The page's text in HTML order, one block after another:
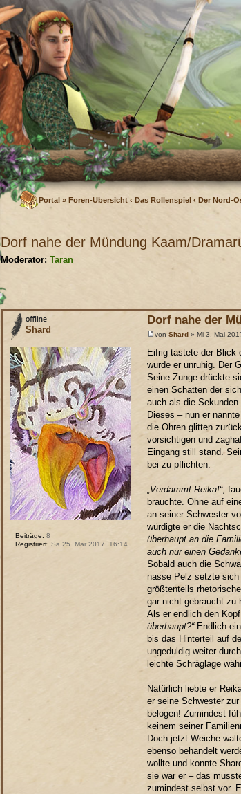
Portal » Foren-Übersicht ‹ Das Rollenspiel ‹ Der Nord-
Dorf nahe der Mündung Kaam/
Moderator: Taran
Dorf nahe der
von Shard» Mi 3. Mai
Eifrig tastete der Blick
wurde er unruhig. Der
Seine Zunge drückte
einen Schatten der
auch als die
Dieses – nun er
die Ohren glitten
vorsichtigen und
Eingang still stand.
bei zu pflichten.
„Verdammt Reika!“,
brauchte. Ohne auf
an seiner Schwester
würdigte er die
überhaupt an die
auch nur einen
Sobald auch die
nasse Pelz setzte sich
größtenteils
gar nicht gebraucht zu
Als er endlich den
überhaupt?“Endlich
bis das Hinterteil auf
ungeduldig weiter
leichte Schräglage
Natürlich liebte er
er seine Schwester
belogen! Zumindest
keinem seiner
Doch jetzt Weiche
ebenso behandelt
wollte und konnte
sie war er – das
zumindest selbst vor.
Shard
Beiträge: 8
Registriert: Sa 25. Mär 2017, 16:14